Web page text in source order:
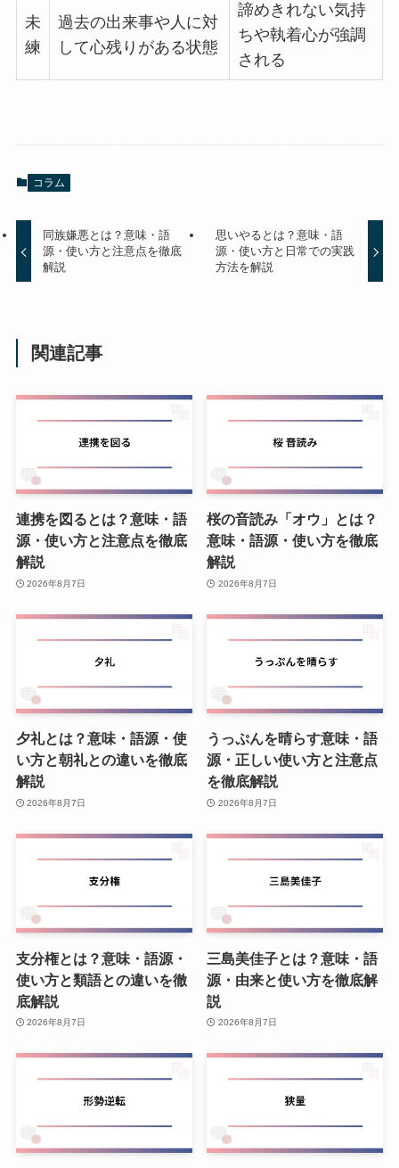
未
練
過去の出来事や人に対
して心残りがある状態
諦めきれない気持
ちや執着心が強調
される
コラム
同族嫌悪とは？意味・語
源・使い方と注意点を徹底
解説
思いやるとは？意味・語
源・使い方と日常での実践
方法を解説
関連記事
連携を図るとは？意味・語
源・使い方と注意点を徹底
解説
2026年8月7日
桜の音読み「オウ」とは？
意味・語源・使い方を徹底
解説
2026年8月7日
夕礼とは？意味・語源・使
い方と朝礼との違いを徹底
解説
2026年8月7日
うっぷんを晴らす意味・語
源・正しい使い方と注意点
を徹底解説
2026年8月7日
支分権とは？意味・語源・
使い方と類語との違いを徹
底解説
2026年8月7日
三島美佳子とは？意味・語
源・由来と使い方を徹底解
説
2026年8月7日